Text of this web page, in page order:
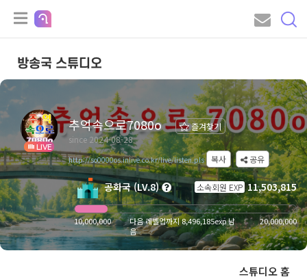
방송국 스튜디오
LIVE
추억속으로7080o
즐겨찾기
since 2024-08-28
http://so0000os.inlive.co.kr/live/listen.pls 복사 공유
공화국 (LV.8) 소속회원 EXP 11,503,815
10,000,000
다음 레벨업까지 8,496,185exp 남
음
20,000,000
스튜디오 홈